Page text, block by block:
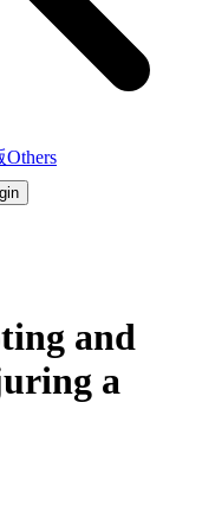
Others
and
a